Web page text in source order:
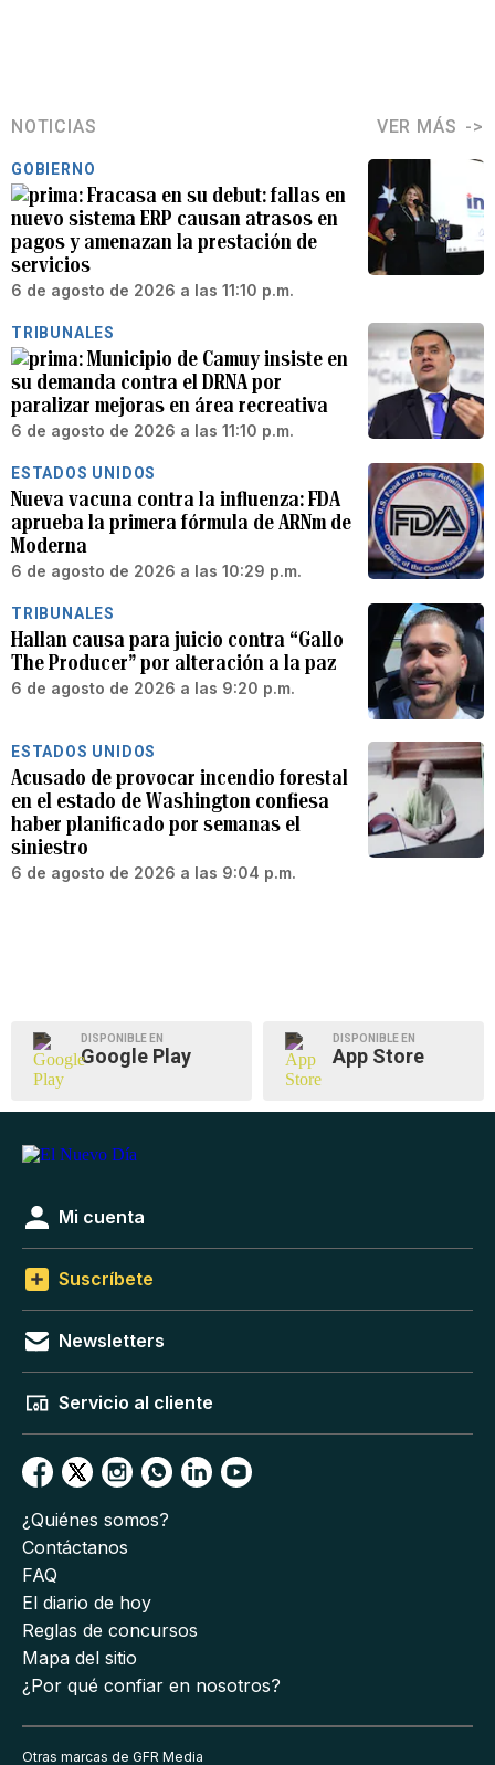
NOTICIAS VER MÁS
GOBIERNO
Fracasa en su debut: fallas en
nuevo sistema ERP causan atrasos en
pagos y amenazan la prestación de
servicios
6 de agosto de 2026 a las 11:10 p.m.
TRIBUNALES
Municipio de Camuy insiste en
su demanda contra el DRNA por
paralizar mejoras en área recreativa
6 de agosto de 2026 a las 11:10 p.m.
ESTADOS UNIDOS
Nueva vacuna contra la influenza: FDA
aprueba la primera fórmula de ARNm de
Moderna
6 de agosto de 2026 a las 10:29 p.m.
TRIBUNALES
Hallan causa para juicio contra “Gallo
The Producer” por alteración a la paz
6 de agosto de 2026 a las 9:20 p.m.
ESTADOS UNIDOS
Acusado de provocar incendio forestal
en el estado de Washington confiesa
haber planificado por semanas el
siniestro
6 de agosto de 2026 a las 9:04 p.m.
DISPONIBLE EN
Google Play
DISPONIBLE EN
App Store
Mi cuenta
Suscríbete
Newsletters
Servicio al cliente
¿Quiénes somos?
Contáctanos
FAQ
El diario de hoy
Reglas de concursos
Mapa del sitio
¿Por qué confiar en nosotros?
Otras marcas de GFR Media